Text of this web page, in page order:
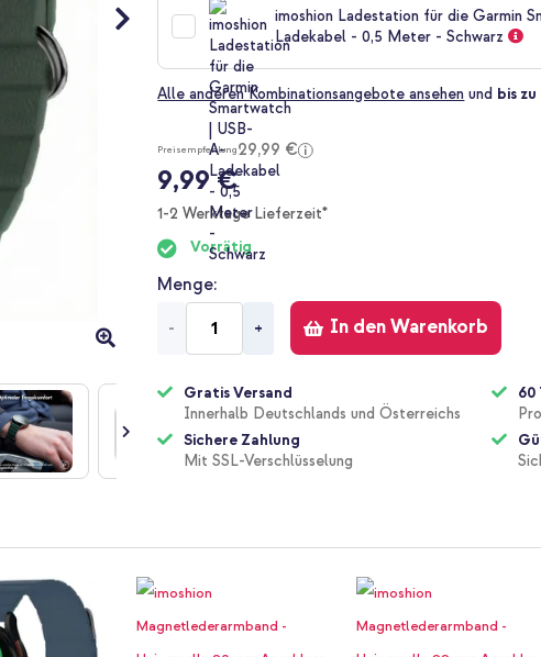
imoshion Ladestation für die Garmin
Ladekabel - 0,5 Meter - Schwarz
Alle anderen Kombinationsangebote ansehen und bis zu
Preisempfehlung29,99 €
9,99 €
1-2 Werktage Lieferzeit*
Vorrätig
Menge
- + In den Warenkorb
Gratis Versand
Innerhalb Deutschlands und Österreichs
Sichere Zahlung
Mit SSL-Verschlüsselung
60